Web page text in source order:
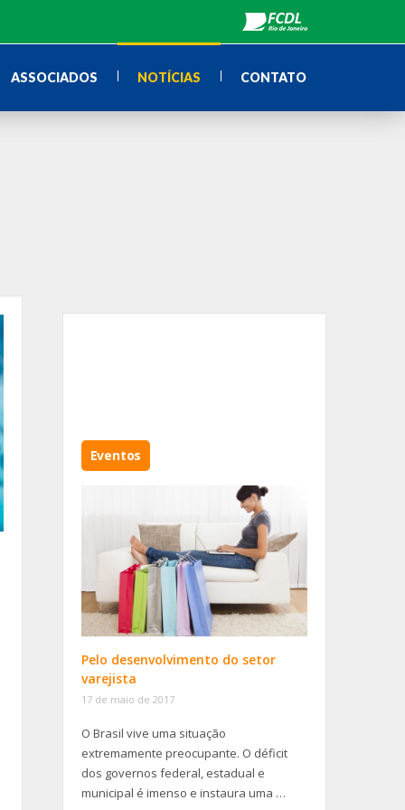
ASSOCIADOS NOTÍCIAS CONTATO
Eventos
Pelo desenvolvimento do setor
varejista
17 de maio de 2017
O Brasil vive uma situação
extremamente preocupante. O déficit
dos governos federal, estadual e
municipal é imenso e instaura uma …